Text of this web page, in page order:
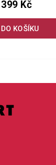
DO KOŠÍKU
Kč